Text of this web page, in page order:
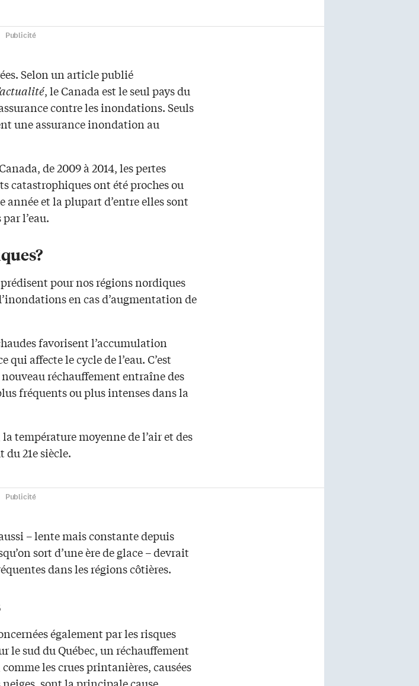
Publicité
Selon un article publié
, le Canada est le seul pays du
contre les inondations. Seuls
une assurance inondation au
de 2009 à 2014, les pertes
catastrophiques ont été proches ou
année et la plupart d’entre elles sont
l’eau.
pour nos régions nordiques
en cas d’augmentation de
favorisent l’accumulation
qui affecte le cycle de l’eau. C’est
réchauffement entraîne des
fréquents ou plus intenses dans la
température moyenne de l’air et des
du 21e siècle.
Publicité
– lente mais constante depuis
sort d’une ère de glace – devrait
dans les régions côtières.
également par les risques
le sud du Québec, un réchauffement
les crues printanières, causées